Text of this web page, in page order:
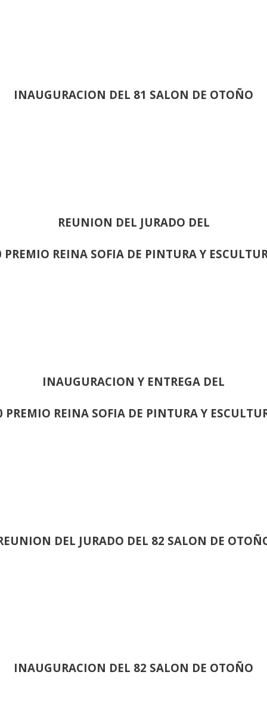
INAUGURACION DEL 81 SALON DE OTOÑO
REUNION DEL JURADO DEL
PREMIO REINA SOFIA DE PINTURA Y
INAUGURACION Y ENTREGA DEL
PREMIO REINA SOFIA DE PINTURA Y
DEL JURADO DEL 82 SALON DE
INAUGURACION DEL 82 SALON DE OTOÑO